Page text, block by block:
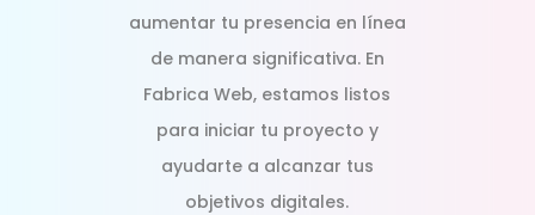
aumentar tu presencia en línea
de manera significativa. En
Fabrica Web, estamos listos
para iniciar tu proyecto y
ayudarte a alcanzar tus
objetivos digitales.